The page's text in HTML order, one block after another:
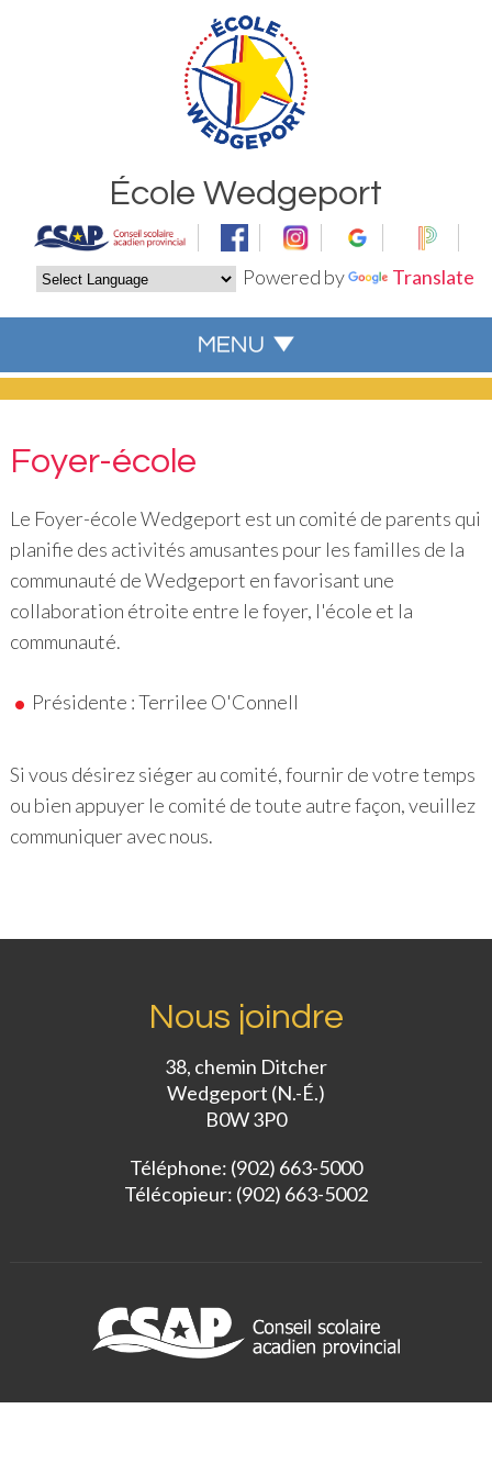
Powered by Translate
École Wedgeport
Foyer-école
Le Foyer-école Wedgeport est un comité de parents qui
planifie des activités amusantes pour les familles de la
communauté de Wedgeport en favorisant une
collaboration étroite entre le foyer, l'école et la
communauté.
Présidente : Terrilee O'Connell
Si vous désirez siéger au comité, fournir de votre temps
ou bien appuyer le comité de toute autre façon, veuillez
communiquer avec nous.
Nous joindre
38, chemin Ditcher
Wedgeport (N.-É.)
B0W 3P0
Téléphone: (902) 663-5000
Télécopieur: (902) 663-5002